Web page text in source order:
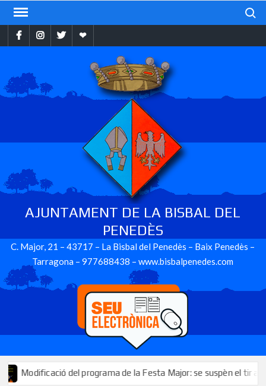
Skip
contentFacebookInstragram
TwitterEbando
AJUNTAMENT DE LA BISBAL DEL
PENEDÈS
C. Major, 21 – 43717 – La Bisbal del Penedès – Baix Penedès –
Tarragona – 977688438 – www.bisbalpenedes.com
del programa de la Festa Major: se suspèn el tir al plat